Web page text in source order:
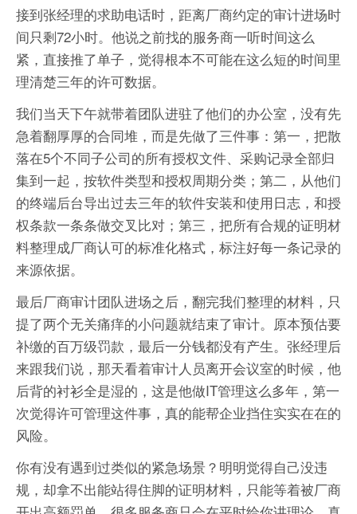
接到张经理的求助电话时，距离厂商约定的审计进场时
间只剩72小时。他说之前找的服务商一听时间这么
紧，直接推了单子，觉得根本不可能在这么短的时间里
理清楚三年的许可数据。
我们当天下午就带着团队进驻了他们的办公室，没有先
急着翻厚厚的合同堆，而是先做了三件事：第一，把散
落在5个不同子公司的所有授权文件、采购记录全部归
集到一起，按软件类型和授权周期分类；第二，从他们
的终端后台导出过去三年的软件安装和使用日志，和授
权条款一条条做交叉比对；第三，把所有合规的证明材
料整理成厂商认可的标准化格式，标注好每一条记录的
来源依据。
最后厂商审计团队进场之后，翻完我们整理的材料，只
提了两个无关痛痒的小问题就结束了审计。原本预估要
补缴的百万级罚款，最后一分钱都没有产生。张经理后
来跟我们说，那天看着审计人员离开会议室的时候，他
后背的衬衫全是湿的，这是他做IT管理这么多年，第一
次觉得许可管理这件事，真的能帮企业挡住实实在在的
风险。
你有没有遇到过类似的紧急场景？明明觉得自己没违
规，却拿不出能站得住脚的证明材料，只能等着被厂商